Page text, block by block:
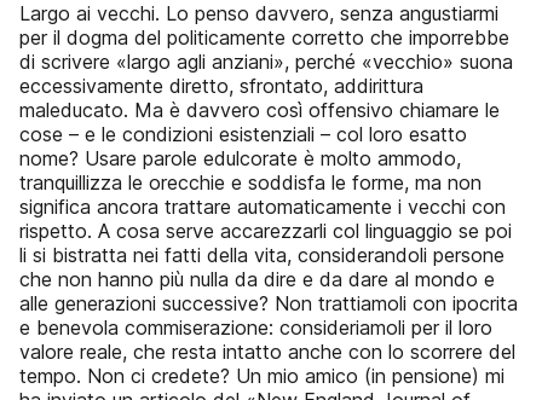
Largo ai vecchi. Lo penso davvero, senza angustiarmi
per il dogma del politicamente corretto che imporrebbe
di scrivere «largo agli anziani», perché «vecchio» suona
eccessivamente diretto, sfrontato, addirittura
maleducato. Ma è davvero così offensivo chiamare le
cose – e le condizioni esistenziali – col loro esatto
nome? Usare parole edulcorate è molto ammodo,
tranquillizza le orecchie e soddisfa le forme, ma non
significa ancora trattare automaticamente i vecchi con
rispetto. A cosa serve accarezzarli col linguaggio se poi
li si bistratta nei fatti della vita, considerandoli persone
che non hanno più nulla da dire e da dare al mondo e
alle generazioni successive? Non trattiamoli con ipocrita
e benevola commiserazione: consideriamoli per il loro
valore reale, che resta intatto anche con lo scorrere del
tempo. Non ci credete? Un mio amico (in pensione) mi